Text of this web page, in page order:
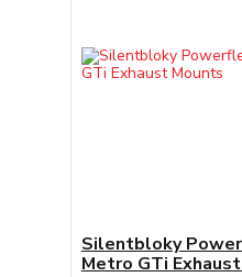
Silentbloky
Metro GTi